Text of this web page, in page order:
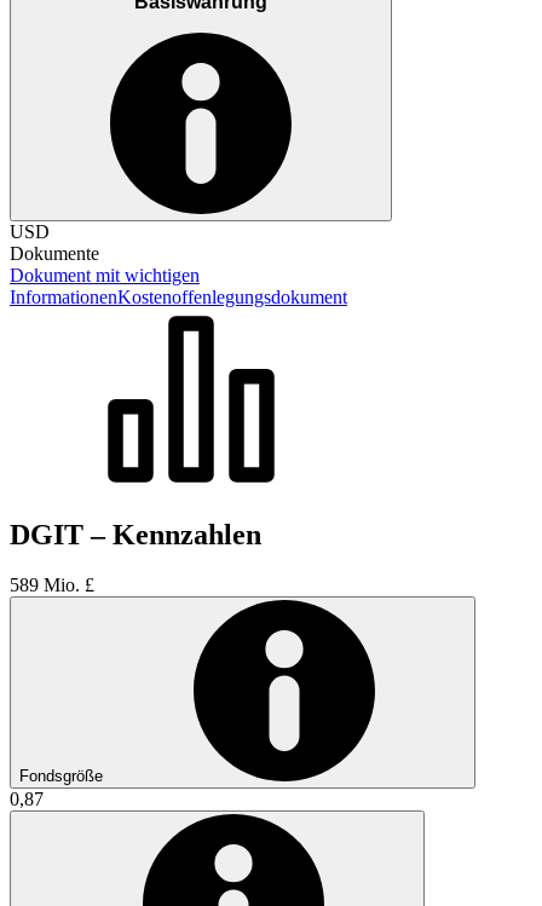
USD
Dokumente
Dokument mit wichtigen
InformationenKostenoffenlegungsdokument
DGIT – Kennzahlen
589 Mio. £
Fondsgröße
0,87